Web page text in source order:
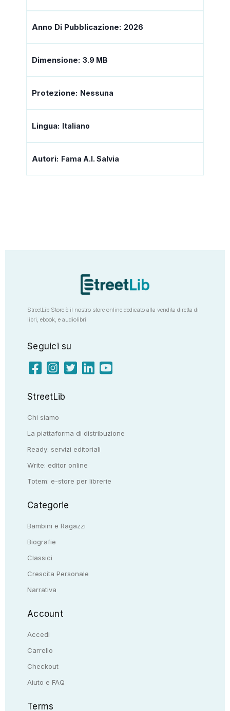
Anno Di Pubblicazione: 2026
Dimensione: 3.9 MB
Protezione: Nessuna
Lingua: Italiano
Autori: Fama A.I. Salvia
StreetLib Store è il nostro store online dedicato alla vendita diretta di
libri, ebook, e audiolibri
Seguici su
StreetLib
Chi siamo
La piattaforma di distribuzione
Ready: servizi editoriali
Write: editor online
Totem: e-store per librerie
Categorie
Bambini e Ragazzi
Biografie
Classici
Crescita Personale
Narrativa
Account
Accedi
Carrello
Checkout
Aiuto e FAQ
Terms